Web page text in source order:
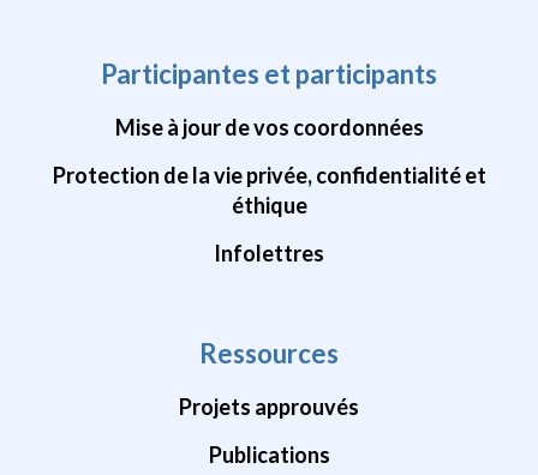
Participantes et participants
Mise à jour de vos coordonnées
Protection de la vie privée, confidentialité et
éthique
Infolettres
Ressources
Projets approuvés
Publications